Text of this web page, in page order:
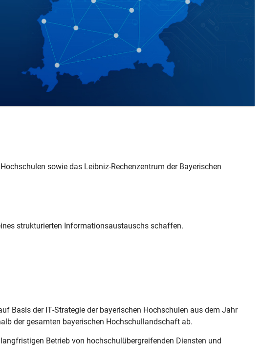
sowie das Leibniz-Rechenzentrum der Bayerischen
strukturierten Informationsaustauschs schaffen.
Basis der IT-Strategie der bayerischen Hochschulen aus dem Jahr
der gesamten bayerischen Hochschullandschaft ab.
Betrieb von hochschulübergreifenden Diensten und